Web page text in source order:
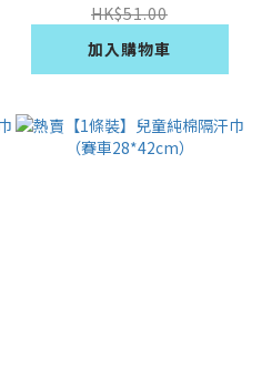
HK$51.00
加入購物車